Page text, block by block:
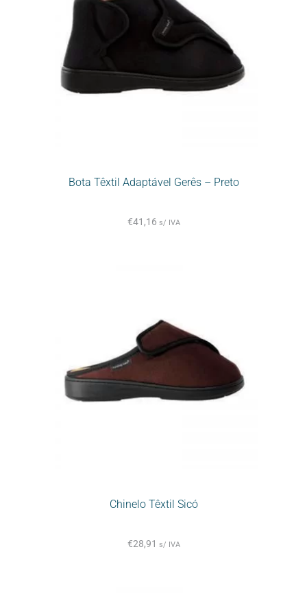
Bota Têxtil Adaptável Gerês – Preto
€41,16 s/ IVA
Chinelo Têxtil Sicó
€28,91 s/ IVA